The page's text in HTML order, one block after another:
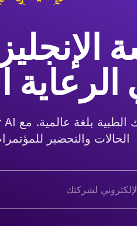
الحالات والتحضير